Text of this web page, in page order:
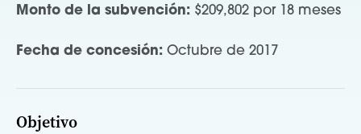
Monto de la subvención: $209,802 por 18 meses
Fecha de concesión: Octubre de 2017
Objetivo